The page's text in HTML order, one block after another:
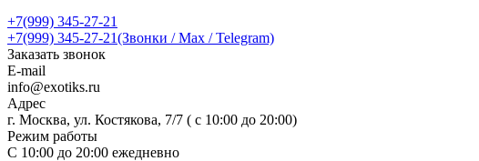
+7(999) 345-27-21
+7(999) 345-27-21(Звонки / Max / Telegram)
Заказать звонок
E-mail
info@exotiks.ru
Адрес
г. Москва, ул. Костякова, 7/7 ( с 10:00 до 20:00)
Режим работы
С 10:00 до 20:00 ежедневно